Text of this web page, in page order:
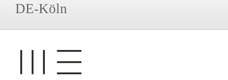
DE-Köln